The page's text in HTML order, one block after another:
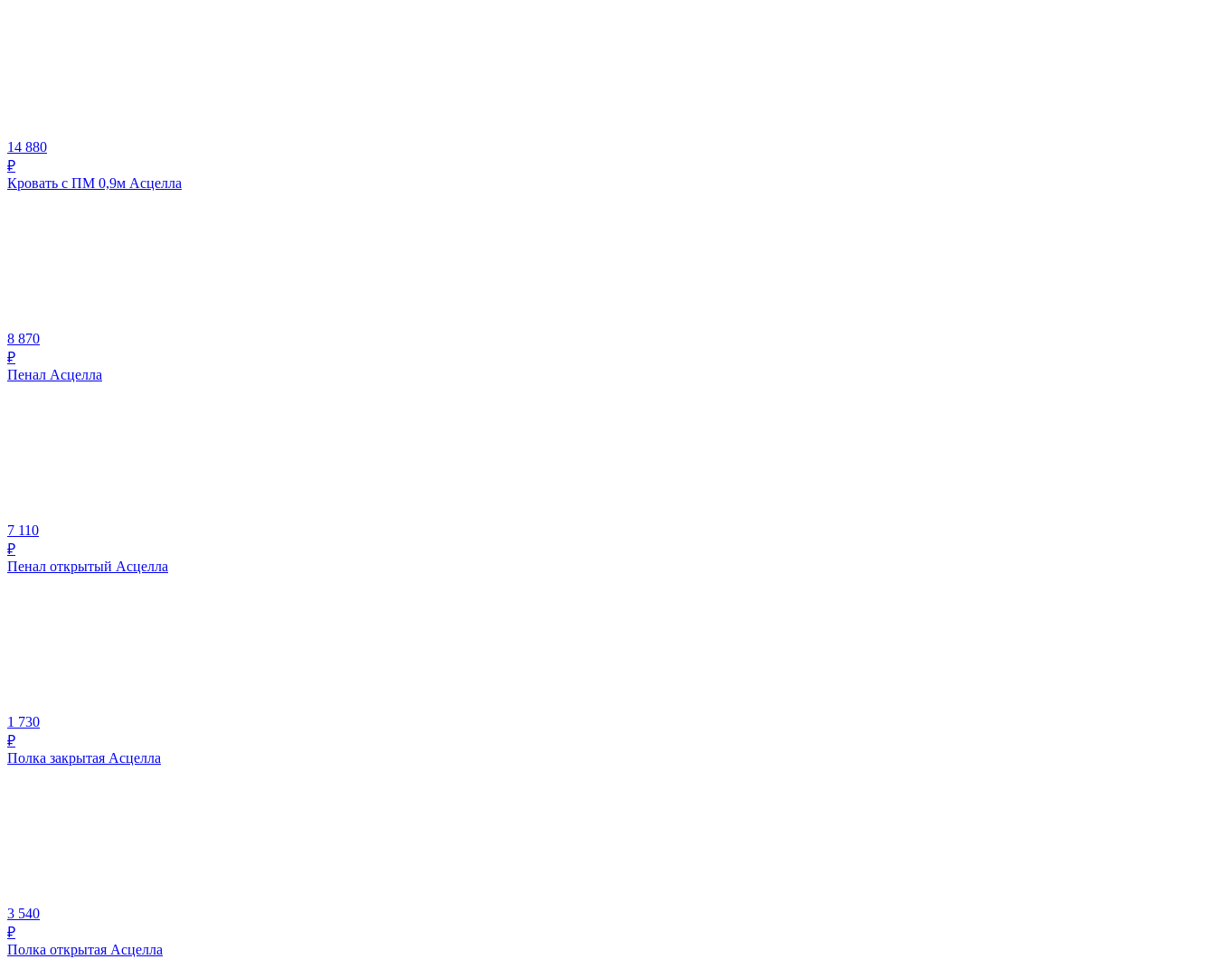
14 880
₽
Кровать с ПМ 0,9м Асцелла
8 870
₽
Пенал Асцелла
7 110
₽
Пенал открытый Асцелла
1 730
₽
Полка закрытая Асцелла
3 540
₽
Полка открытая Асцелла